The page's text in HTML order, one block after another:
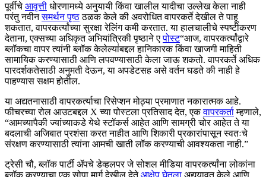
पूर्वीचे आवृत्ती धोरणामध्ये अनुयायी किंवा खालील यादीचा उल्लेख केला नाही
परंतु नवीनसमर्थन पृष्ठठळक केले की अवरोधित वापरकर्ते देखील ते पाहू
शकतात, वापरकर्त्यांच्या सुरक्षा रेलिंग कमी करतात. या हालचालीचे स्पष्टीकरण
देताना, एक्सच्या अधिकृत अभियांत्रिकी पृष्ठाने एपोस्ट“आज, वापरकर्त्यांद्वारे
ब्लॉकचा वापर त्यांनी ब्लॉक केलेल्यांबद्दल हानिकारक किंवा खाजगी माहिती
सामायिक करण्यासाठी आणि लपवण्यासाठी केला जाऊ शकतो. वापरकर्ते अधिक
पारदर्शकतेसाठी अनुमती देऊन, या अपडेटसह असे वर्तन घडते की नाही हे
पाहण्यास सक्षम होतील.
या अद्यतनासाठी वापरकर्त्याचा रिसेप्शन मोठ्या प्रमाणात नकारात्मक आहे.
फीचरच्या रोल आउटबद्दल X च्या पोस्टला प्रतिसाद देत, एकवापरकर्ताम्हणाले,
“आमच्यापैकी ज्यांच्याकडे येथे स्टॉकर्स आहेत आणि सामग्री चोर आहेत ते या
बदलाची अजिबात प्रशंसा करत नाहीत आणि शिकारी प्रकारांपासून स्वतःचे
संरक्षण करण्यासाठी त्यांना आमची खाती लॉक करण्याची आवश्यकता नाही.”
ट्रेसी चौ, ब्लॉक पार्टी ॲपचे डेव्हलपर जे सोशल मीडिया वापरकर्त्यांना लोकांना
ब्लॉक करण्याचा एक सोपा मार्ग देखील देतेआक्षेप घेतला अद्ययावत केले आणि